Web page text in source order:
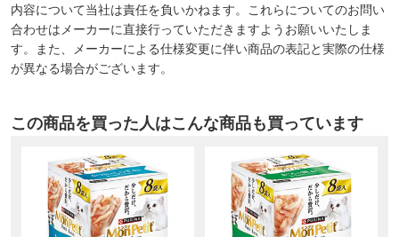
内容について当社は責任を負いかねます。これらについてのお問い
合わせはメーカーに直接行っていただきますようお願いいたしま
す。また、メーカーによる仕様変更に伴い商品の表記と実際の仕様
が異なる場合がございます。
この商品を買った人はこんな商品も買っています